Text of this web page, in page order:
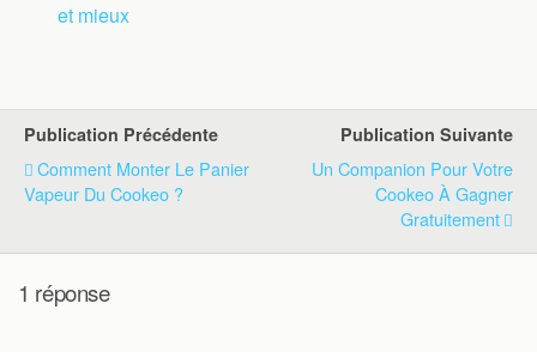
et mieux
Publication Précédente
Comment Monter Le Panier
Vapeur Du Cookeo ?
Publication Suivante
Un Companion Pour Votre
Cookeo À Gagner
Gratuitement
1 réponse